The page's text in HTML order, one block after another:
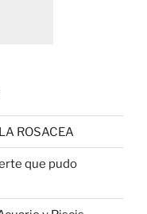
ROSACEA
que pudo